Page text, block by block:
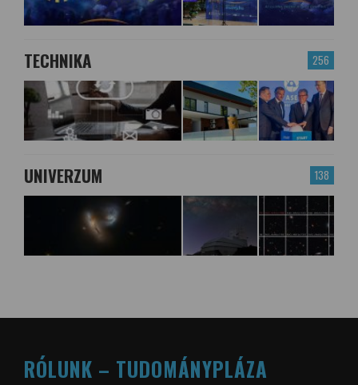
256
TECHNIKA
138
UNIVERZUM
RÓLUNK – TUDOMÁNYPLÁZA